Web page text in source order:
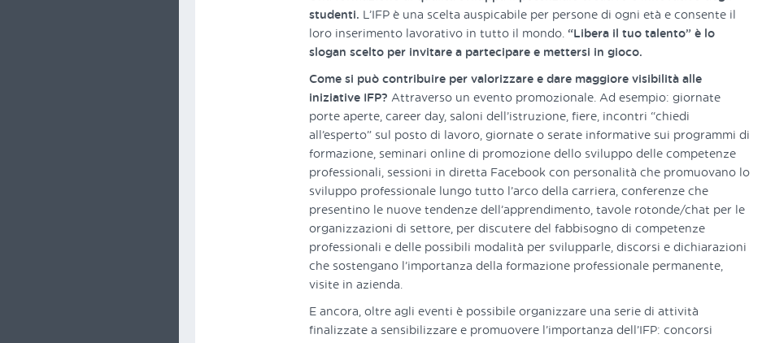
studenti. L’IFP è una scelta auspicabile per persone di ogni età e consente il
loro inserimento lavorativo in tutto il mondo.“Libera il tuo talento” è lo
slogan scelto per invitare a partecipare e mettersi in gioco.
Come si può contribuire per valorizzare e dare maggiore visibilità alle
iniziative IFP? Attraverso un evento promozionale. Ad esempio: giornate
porte aperte, career day, saloni dell’istruzione, fiere, incontri “chiedi
all’esperto” sul posto di lavoro, giornate o serate informative sui programmi di
formazione, seminari online di promozione dello sviluppo delle competenze
professionali, sessioni in diretta Facebook con personalità che promuovano lo
sviluppo professionale lungo tutto l’arco della carriera, conferenze che
presentino le nuove tendenze dell’apprendimento, tavole rotonde/chat per le
organizzazioni di settore, per discutere del fabbisogno di competenze
professionali e delle possibili modalità per svilupparle, discorsi e dichiarazioni
che sostengano l’importanza della formazione professionale permanente,
visite in azienda.
E ancora, oltre agli eventi è possibile organizzare una serie di attività
finalizzate a sensibilizzare e promuovere l’importanza dell’IFP: concorsi